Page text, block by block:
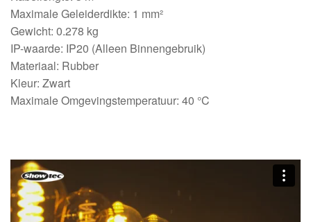
Maximale Geleiderdikte: 1 mm²
Gewicht: 0.278 kg
IP-waarde: IP20 (Alleen Binnengebruik)
Materiaal: Rubber
Kleur: Zwart
Maximale Omgevingstemperatuur: 40 °C